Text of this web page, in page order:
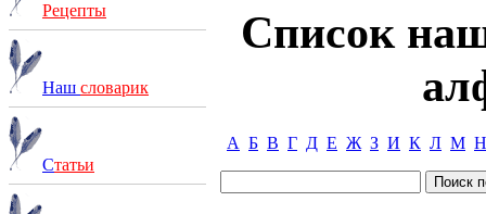
Рецепты
Наш словарик
Статьи
Список
А Б В Г Д Е Ж З И К Л М Н